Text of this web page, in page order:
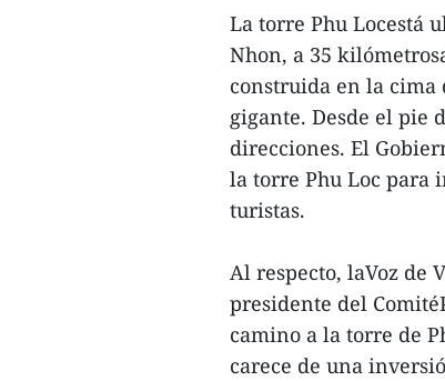
La torre Phu Locestá
Nhon, a 35
construida en la cima
gigante. Desde el pie
direcciones. El
la torre Phu Loc para
turistas.
Al respecto, laVoz de
presidente del
camino a la torre de
carece de una